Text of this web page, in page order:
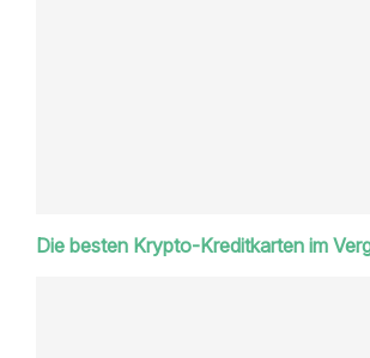
Die besten Krypto-Kreditkarten im